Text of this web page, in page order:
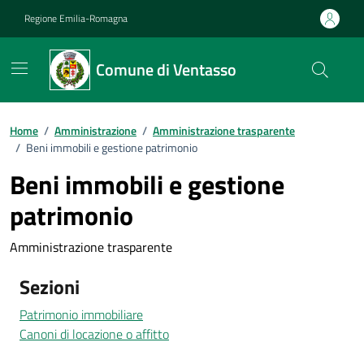
Regione Emilia-Romagna
Comune di Ventasso
Home / Amministrazione / Amministrazione trasparente
/ Beni immobili e gestione patrimonio
Beni immobili e gestione
patrimonio
Amministrazione trasparente
Sezioni
Patrimonio immobiliare
Canoni di locazione o affitto